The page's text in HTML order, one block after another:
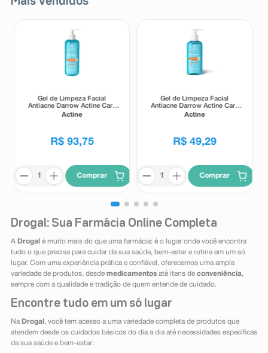
Gel de Limpeza Facial
Antiacne Darrow Actine Care
Alta Tolerância 400g
Actine
R$ 93,75
Comprar
Gel de Limpeza Facial
Antiacne Darrow Actine Care
Alta Tolerância 140g
Actine
R$ 49,29
Comprar
Drogal: Sua Farmácia Online Completa
A Drogal é muito mais do que uma farmácia: é o lugar onde você encontra
tudo o que precisa para cuidar da sua saúde, bem-estar e rotina em um só
lugar. Com uma experiência prática e confiável, oferecemos uma ampla
variedade de produtos, desde medicamentosaté itens de conveniência,
sempre com a qualidade e tradição de quem entende de cuidado.
Encontre tudo em um só lugar
Na Drogal , você tem acesso a uma variedade completa de produtos que
atendem desde os cuidados básicos do dia a dia até necessidades específicas
da sua saúde e bem-estar: